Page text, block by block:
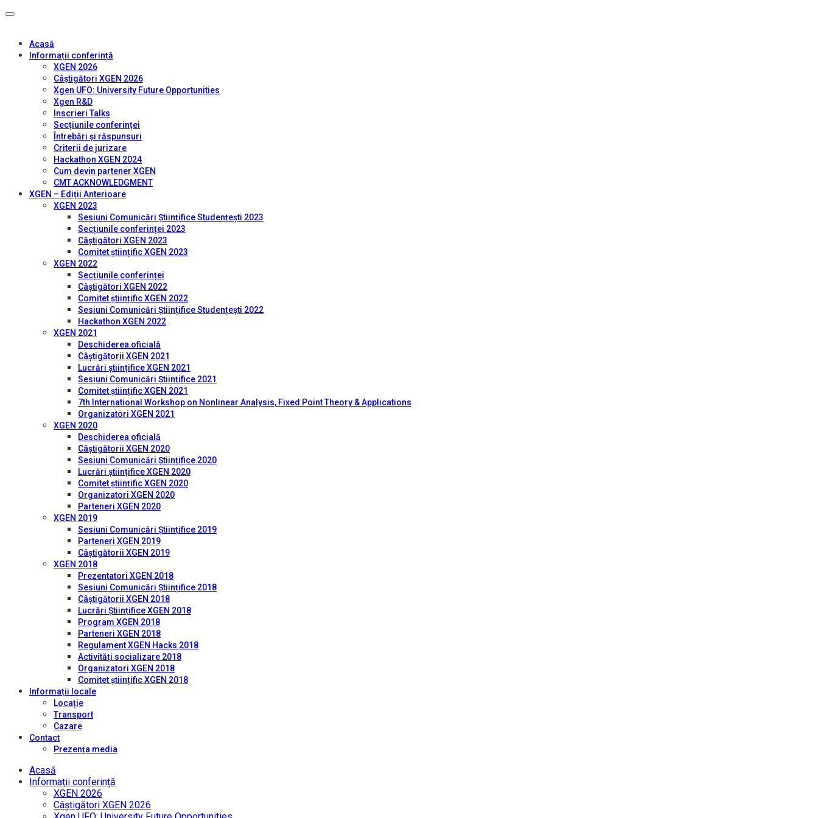
Acasă
Informații conferință
XGEN 2026
Câștigători XGEN 2026
Xgen UFO: University Future Opportunities
Xgen R&D
Inscrieri Talks
Secțiunile conferinței
Întrebări și răspunsuri
Criterii de jurizare
Hackathon XGEN 2024
Cum devin partener XGEN
CMT ACKNOWLEDGMENT
XGEN – Ediții Anterioare
XGEN 2023
Sesiuni Comunicări Științifice Studențești 2023
Secțiunile conferinței 2023
Câștigători XGEN 2023
Comitet științific XGEN 2023
XGEN 2022
Secțiunile conferinței
Câștigători XGEN 2022
Comitet științific XGEN 2022
Sesiuni Comunicări Științifice Studențești 2022
Hackathon XGEN 2022
XGEN 2021
Deschiderea oficială
Câștigătorii XGEN 2021
Lucrări științifice XGEN 2021
Sesiuni Comunicări Științifice 2021
Comitet științific XGEN 2021
7th International Workshop on Nonlinear Analysis, Fixed Point Theory & Applications
Organizatori XGEN 2021
XGEN 2020
Deschiderea oficială
Câștigătorii XGEN 2020
Sesiuni Comunicări Științifice 2020
Lucrări științifice XGEN 2020
Comitet științific XGEN 2020
Organizatori XGEN 2020
Parteneri XGEN 2020
XGEN 2019
Sesiuni Comunicări Științifice 2019
Parteneri XGEN 2019
Câștigătorii XGEN 2019
XGEN 2018
Prezentatori XGEN 2018
Sesiuni Comunicări Științifice 2018
Câștigătorii XGEN 2018
Lucrări Științifice XGEN 2018
Program XGEN 2018
Parteneri XGEN 2018
Regulament XGEN Hacks 2018
Activități socializare 2018
Organizatori XGEN 2018
Comitet științific XGEN 2018
Informații locale
Locație
Transport
Cazare
Contact
Prezența media
Acasă
Informații conferință
XGEN 2026
Câștigători XGEN 2026